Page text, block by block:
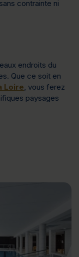
contrainte ni
endroits du
Que ce soit en
Loire, vous ferez
paysages